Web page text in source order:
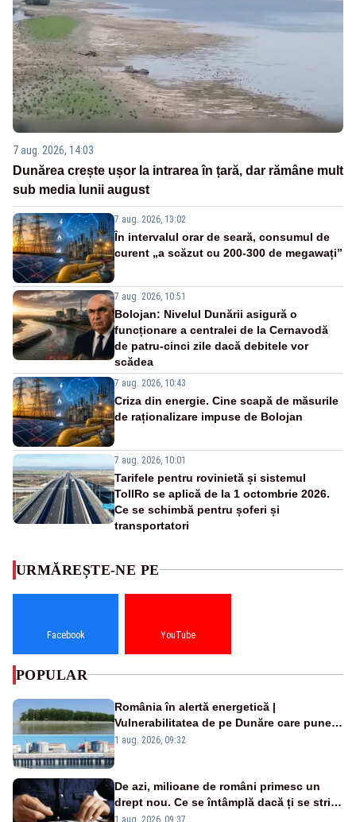
7 aug. 2026, 14:03
Dunărea crește ușor la intrarea în țară, dar rămâne mult
sub media lunii august
7 aug. 2026, 13:02
În intervalul orar de seară, consumul de
curent „a scăzut cu 200-300 de megawați”
7 aug. 2026, 10:51
Bolojan: Nivelul Dunării asigură o
funcționare a centralei de la Cernavodă
de patru-cinci zile dacă debitele vor
scădea
7 aug. 2026, 10:43
Criza din energie. Cine scapă de măsurile
de raționalizare impuse de Bolojan
7 aug. 2026, 10:01
Tarifele pentru rovinietă și sistemul
TollRo se aplică de la 1 octombrie 2026.
Ce se schimbă pentru șoferi și
transportatori
URMĂREȘTE-NE PE
Facebook YouTube
POPULAR
România în alertă energetică |
Vulnerabilitatea de pe Dunăre care pune
în pericol Centrala Cernavodă era
1 aug. 2026, 09:32
De azi, milioane de români primesc un
drept nou. Ce se întâmplă dacă ți se strică
un produs
1 aug. 2026, 09:37